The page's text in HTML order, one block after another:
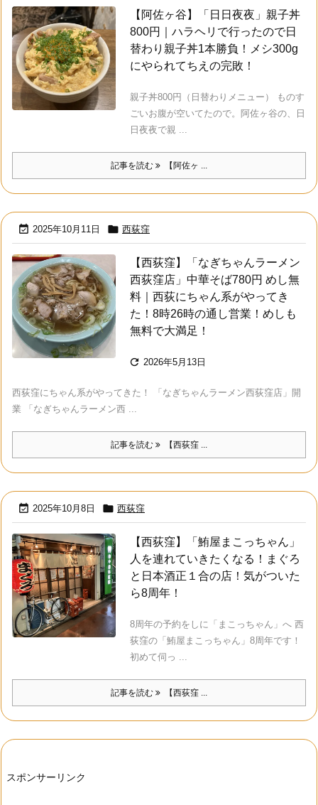
【阿佐ヶ谷】「日日夜夜」親子丼
800円｜ハラヘリで行ったので日
替わり親子丼1本勝負！メシ300g
にやられてちえの完敗！
親子丼800円（日替わりメニュー） ものす
ごいお腹が空いてたので。阿佐ヶ谷の、日
日夜夜で親 ...
記事を読む 【阿佐ヶ ...
 2025年10月11日  西荻窪
【西荻窪】「なぎちゃんラーメン
西荻窪店」中華そば780円 めし無
料｜西荻にちゃん系がやってき
た！8時26時の通し営業！めしも
無料で大満足！
 2026年5月13日
西荻窪にちゃん系がやってきた！ 「なぎちゃんラーメン西荻窪店」開
業 「なぎちゃんラーメン西 ...
記事を読む 【西荻窪 ...
 2025年10月8日  西荻窪
【西荻窪】「鮪屋まこっちゃん」
人を連れていきたくなる！まぐろ
と日本酒正１合の店！気がついた
ら8周年！
8周年の予約をしに「まこっちゃん」へ 西
荻窪の「鮪屋まこっちゃん」8周年です！
初めて伺っ ...
記事を読む 【西荻窪 ...
スポンサーリンク